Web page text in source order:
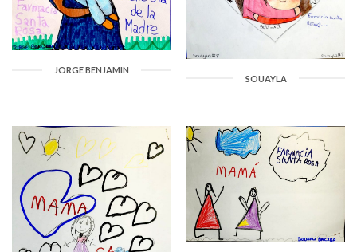
JORGE BENJAMIN
SOUAYLA